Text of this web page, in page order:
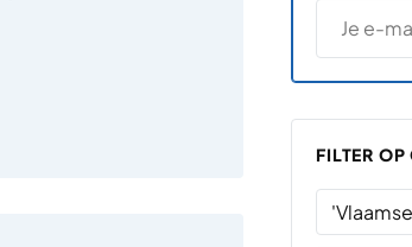
E-
*
FILTER OP